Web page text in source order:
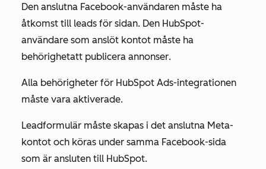
Den anslutna Facebook-användaren måste ha
åtkomst till leads för sidan. Den HubSpot-
användare som anslöt kontot måste ha
behörighetatt publicera annonser.
Alla behörigheter för HubSpot Ads-integrationen
måste vara aktiverade.
Leadformulär måste skapas i det anslutna Meta-
kontot och köras under samma Facebook-sida
som är ansluten till HubSpot.